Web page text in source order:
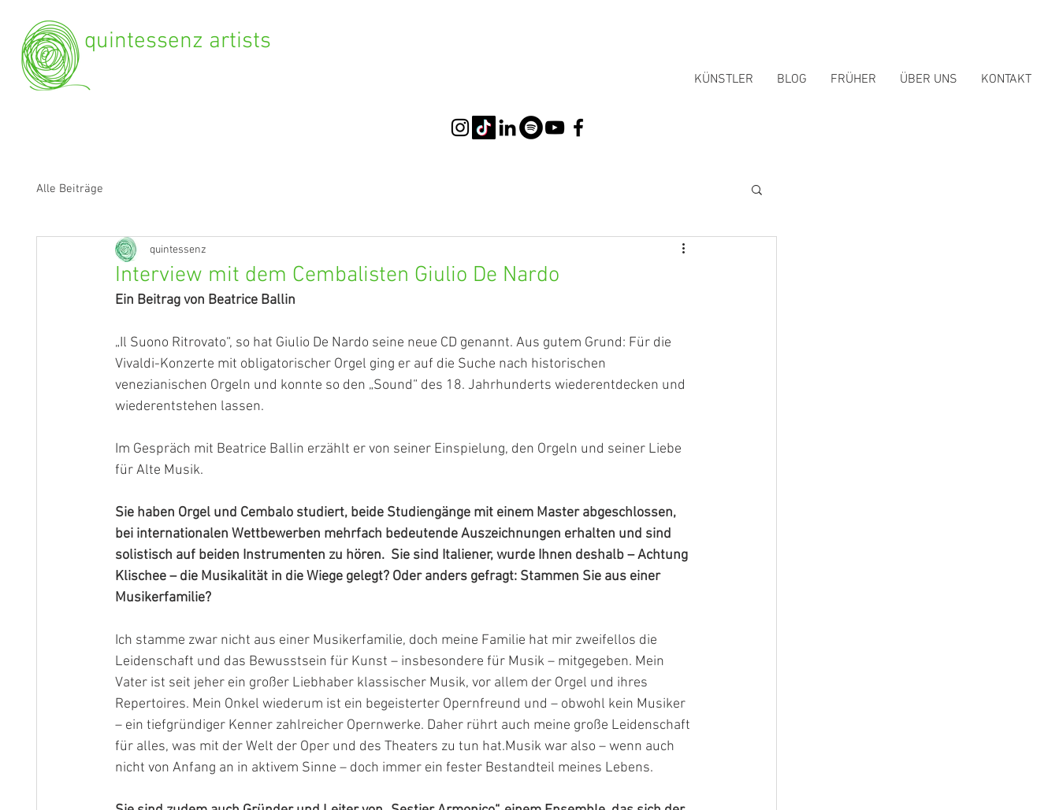
quintessenz artists
KÜNSTLER BLOG FRÜHER ÜBER UNS KONTAKT
Alle Beiträge
Interview mit dem Cembalisten Giulio De Nardo
quintessenz
Ein Beitrag von Beatrice Ballin
„Il Suono Ritrovato“, so hat Giulio De Nardo seine neue CD genannt. Aus gutem Grund: Für die
Vivaldi-Konzerte mit obligatorischer Orgel ging er auf die Suche nach historischen
venezianischen Orgeln und konnte so den „Sound“ des 18. Jahrhunderts wiederentdecken und
wiederentstehen lassen.
Im Gespräch mit Beatrice Ballin erzählt er von seiner Einspielung, den Orgeln und seiner Liebe
für Alte Musik.
Sie haben Orgel und Cembalo studiert, beide Studiengänge mit einem Master abgeschlossen,
bei internationalen Wettbewerben mehrfach bedeutende Auszeichnungen erhalten und sind
solistisch auf beiden Instrumenten zu hören.  Sie sind Italiener, wurde Ihnen deshalb – Achtung
Klischee – die Musikalität in die Wiege gelegt? Oder anders gefragt: Stammen Sie aus einer
Musikerfamilie?
Ich stamme zwar nicht aus einer Musikerfamilie, doch meine Familie hat mir zweifellos die
Leidenschaft und das Bewusstsein für Kunst – insbesondere für Musik – mitgegeben. Mein
Vater ist seit jeher ein großer Liebhaber klassischer Musik, vor allem der Orgel und ihres
Repertoires. Mein Onkel wiederum ist ein begeisterter Opernfreund und – obwohl kein Musiker
– ein tiefgründiger Kenner zahlreicher Opernwerke. Daher rührt auch meine große Leidenschaft
für alles, was mit der Welt der Oper und des Theaters zu tun hat.Musik war also – wenn auch
nicht von Anfang an in aktivem Sinne – doch immer ein fester Bestandteil meines Lebens.